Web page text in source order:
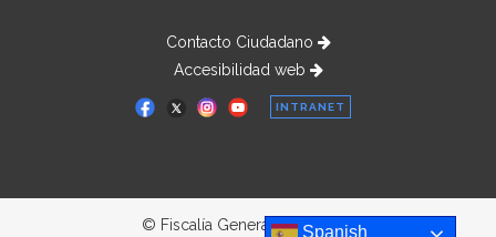
Contacto Ciudadano
Accesibilidad web
INTRANET
© Fiscalía General del Estado
Spanish